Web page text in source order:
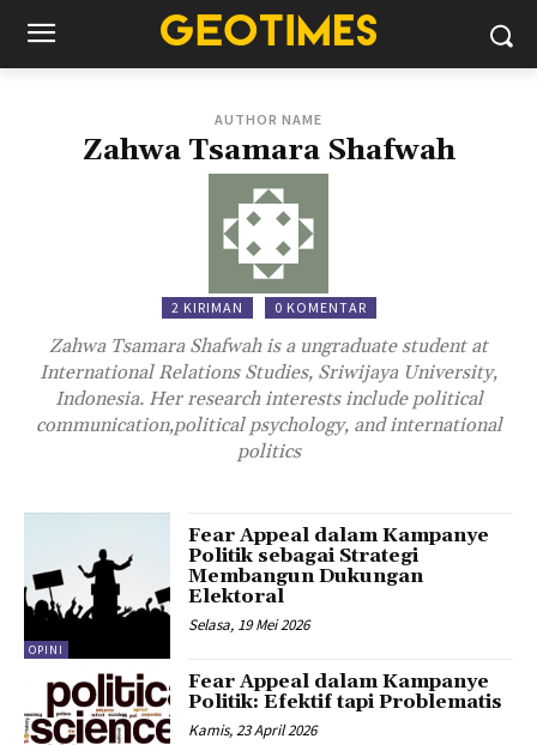
AUTHOR NAME
Zahwa Tsamara Shafwah
2 KIRIMAN 0 KOMENTAR
Zahwa Tsamara Shafwah is a ungraduate student at
International Relations Studies, Sriwijaya University,
Indonesia. Her research interests include political
communication,political psychology, and international
politics
OPINI
Fear Appeal dalam Kampanye
Politik sebagai Strategi
Membangun Dukungan
Elektoral
Selasa, 19 Mei 2026
Fear Appeal dalam Kampanye
Politik: Efektif tapi Problematis
Kamis, 23 April 2026